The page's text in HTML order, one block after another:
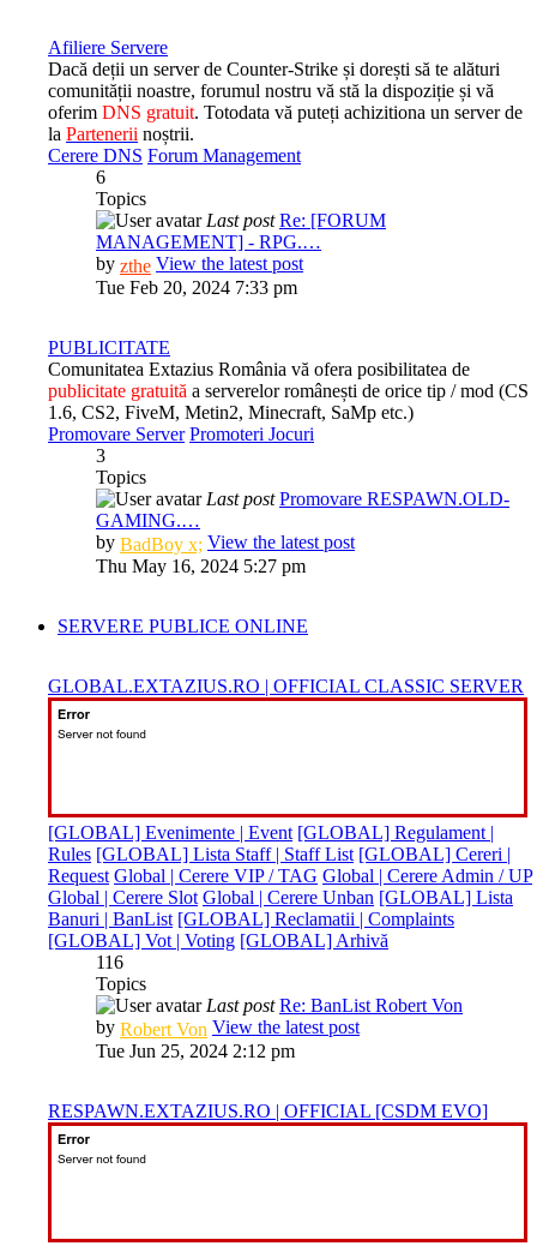
Afiliere Servere
Dacă deții un server de Counter-Strike și dorești să te alături
comunității noastre, forumul nostru vă stă la dispoziție și vă
oferim DNS gratuit. Totodata vă puteți achizitiona un server de
la Partenerii noștrii.
Cerere DNS Forum Management
6
Topics
Last post Re: [FORUM
MANAGEMENT] - RPG.…
by zthe View the latest post
Tue Feb 20, 2024 7:33 pm
PUBLICITATE
Comunitatea Extazius România vă ofera posibilitatea de
publicitate gratuită a serverelor românești de orice tip / mod (CS
1.6, CS2, FiveM, Metin2, Minecraft, SaMp etc.)
Promovare Server Promoteri Jocuri
3
Topics
Last post Promovare RESPAWN.OLD-
GAMING.…
by BadBoy x; View the latest post
Thu May 16, 2024 5:27 pm
SERVERE PUBLICE ONLINE
GLOBAL.EXTAZIUS.RO | OFFICIAL CLASSIC SERVER
[GLOBAL] Evenimente | Event [GLOBAL] Regulament |
Rules [GLOBAL] Lista Staff | Staff List [GLOBAL] Cereri |
Request Global | Cerere VIP / TAG Global | Cerere Admin / UP
Global | Cerere Slot Global | Cerere Unban [GLOBAL] Lista
Banuri | BanList [GLOBAL] Reclamatii | Complaints
[GLOBAL] Vot | Voting [GLOBAL] Arhivă
116
Topics
Last post Re: BanList Robert Von
by Robert Von View the latest post
Tue Jun 25, 2024 2:12 pm
RESPAWN.EXTAZIUS.RO | OFFICIAL [CSDM EVO]